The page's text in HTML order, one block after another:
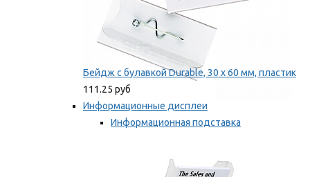
Бейдж с булавкой Durable, 30 х 60 мм, пластик
111.25 руб
Информационные дисплеи
Информационная подставка